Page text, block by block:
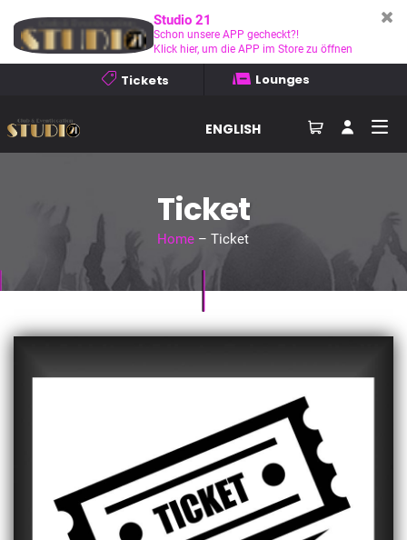
Tickets Lounges
ENGLISH
Ticket
Home – Ticket
Studio 21
Schon unsere APP gecheckt?!
Klick hier, um die APP im Store zu öffnen